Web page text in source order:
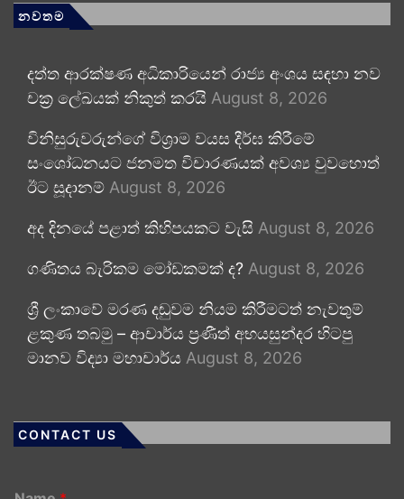
නවතම
දත්ත ආරක්ෂණ අධිකාරියෙන් රාජ්‍ය අංශය සඳහා නව
චක්‍ර ලේඛයක් නිකුත් කරයි August 8, 2026
විනිසුරුවරුන්ගේ විශ්‍රාම වයස දීර්ඝ කිරීමේ
සංශෝධනයට ජනමත විචාරණයක් අවශ්‍ය වුවහොත්
ඊට සූදානම් August 8, 2026
අද දිනයේ පළාත් කිහිපයකට වැසි August 8, 2026
ගණිතය බැරිකම මෝඩකමක් ද? August 8, 2026
ශ්‍රී ලංකාවේ මරණ දඬුවම නියම කිරීමටත් නැවතුම්
ළකුණ තබමු – ආචාර්ය ප්‍රණීත් අභයසුන්දර හිටපු
මානව විද්‍යා මහාචාර්ය August 8, 2026
CONTACT US